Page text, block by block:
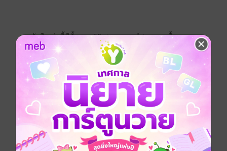
หนังสือเล่มนี้มีทั้งหมด 50 สถานการณ์สนทนา เนื้อหา
แต่ละบทประกอบด้วยเรื่องอ่านเล่นเป็นความรู้ เป็นเกร็ด
ความรู้ตามแบบฉบับและความคิดของชาวจีน ต่อมาเป็น
ประโยคที่จำเป็นสำหรับการสื่อสารเบื้องต้น ท้ายบทมี
คำคมและอารมณ์ขันให้จำไว้พูดเพื่อเพิ่มเสน่ห์ในการ
สนทนา เนื้อหาในเล่ม ไม่ใช่ตำราเรียนภาษาจีนแบบเข้ม
ข้น จึงอาจจะไม่เหมาะสำหรับผู้ที่ต้องการนำไปใช้
ประโยชน์ในการศึกษาภาษาขั้นล้ำลึก แต่สำหรับผู้เริ่ม
เรียนภาษาจีนขั้นต้นถึงขั้นกลาง หนังสือเล่มนี้จะแต่งแต้ม
สีสันและอารมณ์ให้กับการพูดภาษาจีนได้อย่างแพรวพราว